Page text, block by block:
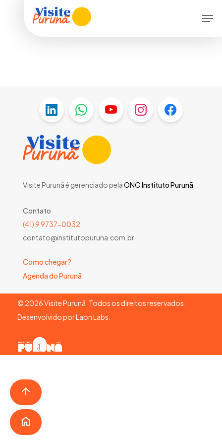
Visite Purunã é gerenciado pelaONGInstituto Purunã
Contato
(41) 9 9737-0032
contato@institutopuruna.com.br
Como chegar?
Agenda do Purunã
© 2026Visite Purunã. Todos os direitos reservados.
Desenvolvido porLaon Labs